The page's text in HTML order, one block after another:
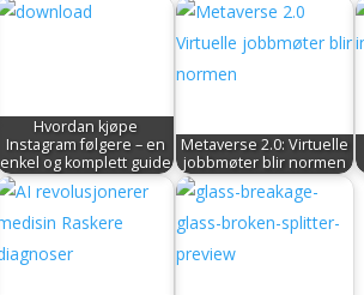
Hvordan kjøpe
Instagram følgere – en
enkel og komplett guide
Metaverse 2.0: Virtuelle
jobbmøter blir normen